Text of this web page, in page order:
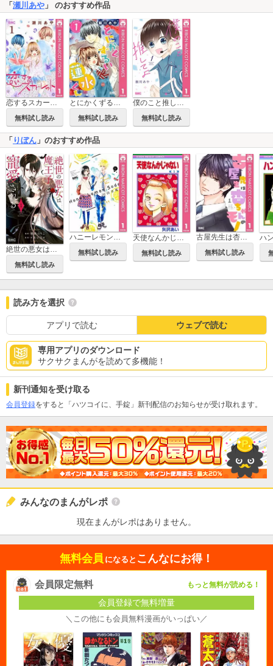
「 瀬川あや 」 のおすすめ作品
無料試し読み 無料試し読み 無料試し読み
「りぼん 」のおすすめ作品
絶世の悪女は魔王子さまに寵愛される
無料試し読み
ハニーレモンソーダ
無料試し読み
天使なんかじゃない
無料試し読み
古屋先生は杏ちゃんのモノ
無料試し読み
ハ
読み方を選択
アプリで読む ウェブで読む
専用アプリのダウンロード
サクサクまんがを読めて多機能！
新刊通知を受け取る
会員登録をすると「ハツコイに、手錠」新刊配信のお知らせが受け取れます。
みんなのまんがレポ
現在まんがレポはありません。
無料会員 になると こんなにお得！
会員限定無料 もっと無料が読める！
会員登録で無料増量
＼この他にも会員無料漫画がいっぱい／